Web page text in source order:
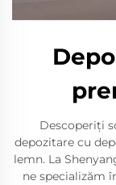
Descoperiți
depozitare cu
lemn. La
ne specializăm